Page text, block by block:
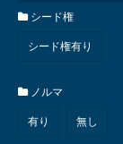
シード権
シード権有り
ノルマ
有り 無し